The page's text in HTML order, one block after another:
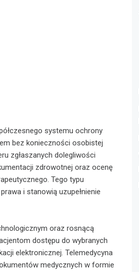
systemu ochrony
bez konieczności osobistej
zgłaszanych dolegliwości
zdrowotnej oraz ocenę
Tego typu
i stanowią uzupełnienie
oraz rosnącą
dostępu do wybranych
elektronicznej. Telemedycyna
medycznych w formie